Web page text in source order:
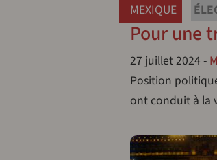
MEXIQUE
Pour une
27 juillet 2024-
Position
ont conduit à la